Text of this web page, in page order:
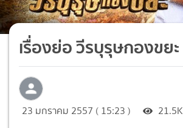
เรื่องย่อ วีรบุรุษกองขยะ
23 มกราคม 2557 ( 15:23 ) 21.5K